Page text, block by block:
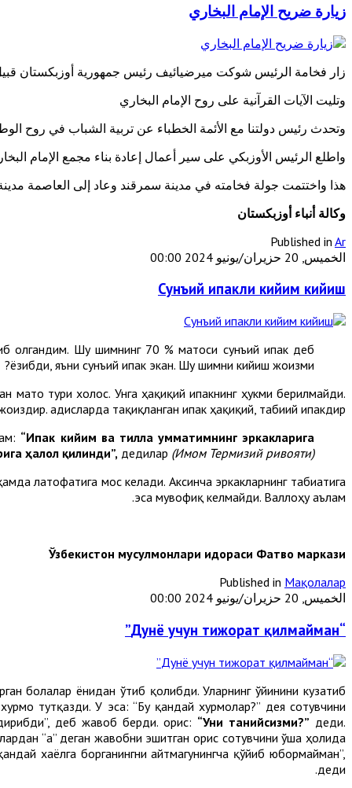
زيارة ضريح الإمام البخاري
زار فخامة الرئيس شوكت ميرضيائيف رئيس جمهورية أوزبكستان
وتليت الآيات القرآنية على روح الإمام البخاري
وتحدث رئيس دولتنا مع الأئمة الخطباء عن تربية الشباب في روح
واطلع الرئيس الأوزبكي على سير أعمال إعادة بناء مجمع الإمام
هذا واختتمت جولة فخامته في مدينة سمرقند وعاد إلى العاصمة
وكالة أنباء أوزبكستان
Published in Ar
الخميس, 20 حزيران/يونيو 2024 00:00
Сунъий ипакли кийим кийиш
олгандим. Шу шимнинг 70 % матоси сунъий ипак деб
ёзибди, яъни сунъий ипак экан. Шу шимни кийиш жоизми?
тури холос. Унга ҳақиқий ипакнинг ҳукми берилмайди.
Ҳадисларда тақиқланган ипак ҳақиқий, табиий ипакдир.
“Ипак кийим ва тилла умматимнинг эркакларига
ҳалол қилинди”, дедилар (Имом Термизий ривояти).
латофатига мос келади. Аксинча эркакларнинг табиатига
эса мувофиқ келмайди. Валлоҳу аълам.
Ўзбекистон мусулмонлари идораси Фатво маркази
Published in Мақолалар
الخميس, 20 حزيران/يونيو 2024 00:00
“Дунё учун тижорат қилмайман”
болалар ёнидан ўтиб қолибди. Уларнинг ўйинини кузатиб
тутқазди. У эса: “Бу қандай хурмолар?” дея сотувчини
деб жавоб берди. Ҳорис: “Уни танийсизми?” деди.
“Ҳа” деган жавобни эшитган Ҳорис сотувчини ўша ҳолида
хаёлга борганингни айтмагунингча қўйиб юбормайман”,
деди.